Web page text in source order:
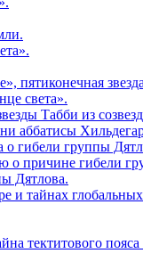
пятиконечная
света».
Табби из
аббатисы
о гибели группы
о причине гибели
Дятлова.
и тайнах глобальных
тектитового